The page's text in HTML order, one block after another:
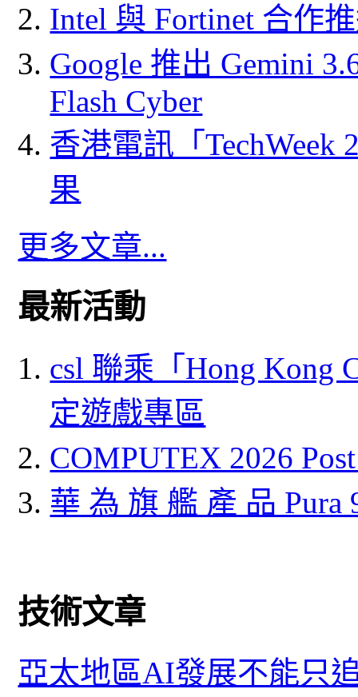
Intel 與 Fortinet 合作
Google 推出 Gemini
Flash Cyber
香港電訊「
果
更多文章...
最新活動
csl 聯乘「Hong Kong
定遊戲專區
COMPUTEX 2026
華 為 旗 艦 產 品 Pura
技術文章
亞太地區AI發展不能只